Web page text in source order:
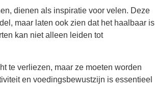
dienen als inspiratie voor velen. Deze
maar laten ook zien dat het haalbaar is
kan niet alleen leiden tot
te verliezen, maar ze moeten worden
en voedingsbewustzijn is essentieel